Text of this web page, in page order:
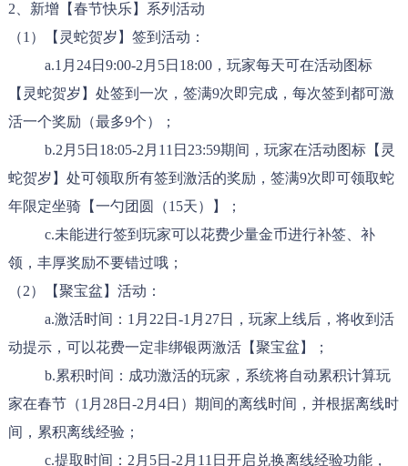
2、新增【春节快乐】系列活动
（1）【灵蛇贺岁】签到活动：
a.1月24日9:00-2月5日18:00，玩家每天可在活动图标
【灵蛇贺岁】处签到一次，签满9次即完成，每次签到都可激
活一个奖励（最多9个）；
b.2月5日18:05-2月11日23:59期间，玩家在活动图标【灵
蛇贺岁】处可领取所有签到激活的奖励，签满9次即可领取蛇
年限定坐骑【一勺团圆（15天）】；
c.未能进行签到玩家可以花费少量金币进行补签、补
领，丰厚奖励不要错过哦；
（2）【聚宝盆】活动：
a.激活时间：1月22日-1月27日，玩家上线后，将收到活
动提示，可以花费一定非绑银两激活【聚宝盆】；
b.累积时间：成功激活的玩家，系统将自动累积计算玩
家在春节（1月28日-2月4日）期间的离线时间，并根据离线时
间，累积离线经验；
c.提取时间：2月5日-2月11日开启兑换离线经验功能，